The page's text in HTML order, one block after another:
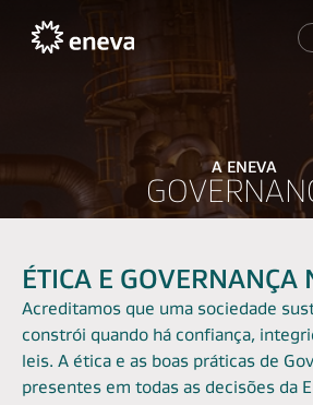
A ENEVA
ÉTICA E GOVERNANÇA
Acreditamos que uma sociedade
constrói quando há confiança,
leis. A ética e as boas práticas de
presentes em todas as decisões da